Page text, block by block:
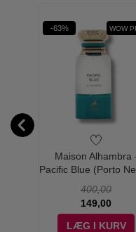
-63% WOW
Maison Alhambra
Pacific Blue (Porto
400,00
149,00
LÆG I KURV